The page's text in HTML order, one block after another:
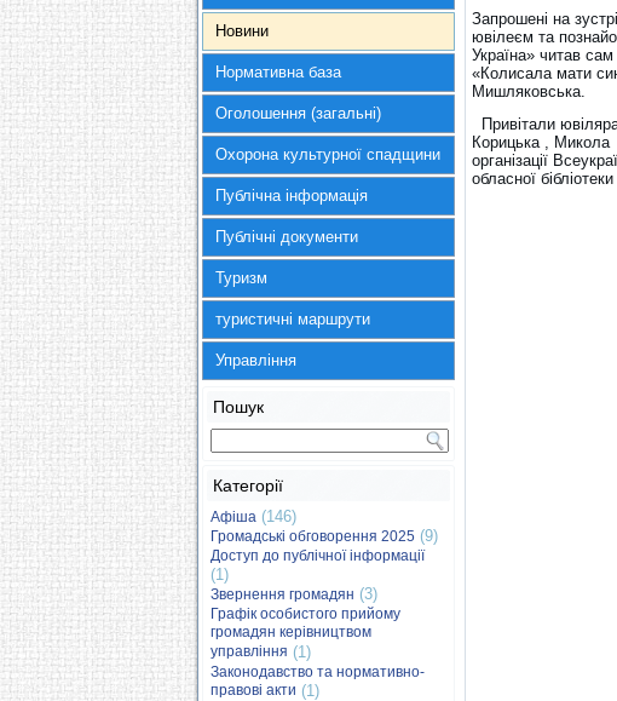
Новини
Нормативна база
Оголошення (загальні)
Охорона культурної спадщини
Публічна інформація
Публічні документи
Туризм
туристичні маршрути
Управління
Пошук
Категорії
Афіша (146)
Громадські обговорення 2025 (9)
Доступ до публічної інформації
(1)
Звернення громадян (3)
Графік особистого прийому
громадян керівництвом
управління (1)
Законодавство та нормативно-
правові акти (1)
Запрошені на
ювілеєм та
Україна» читав
«Колисала мати
Мишляковська.
Привітали
Корицька ,
організації
обласної